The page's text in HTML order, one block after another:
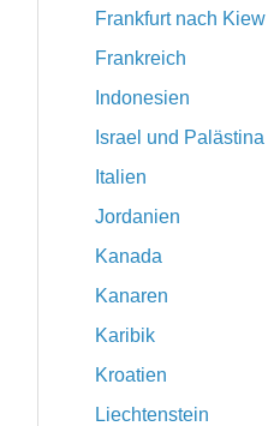
Frankfurt nach Kiew
Frankreich
Indonesien
Israel und Palästina
Italien
Jordanien
Kanada
Kanaren
Karibik
Kroatien
Liechtenstein